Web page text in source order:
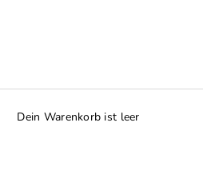
Dein Warenkorb ist leer